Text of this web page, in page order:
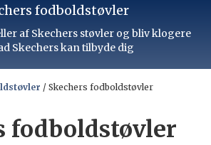
fodboldstøvler
af Skechers støvler og bliv klogere
Skechers kan tilbyde dig
/ Skechers fodboldstøvler
fodboldstøvler